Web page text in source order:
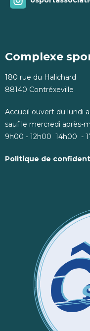
Complexe
180 rue du Halichard
88140 Contréxeville
Accueil ouvert du lundi
sauf le mercredi après-
9h00 - 12h00 14h00 -
Politique de